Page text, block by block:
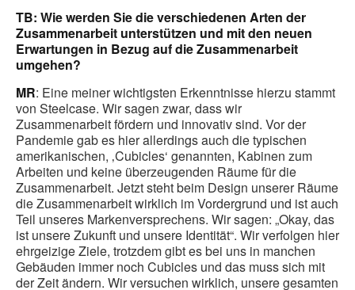
TB: Wie werden Sie die verschiedenen Arten der
Zusammenarbeit unterstützen und mit den neuen
Erwartungen in Bezug auf die Zusammenarbeit
umgehen?
MR: Eine meiner wichtigsten Erkenntnisse hierzu stammt
von Steelcase. Wir sagen zwar, dass wir
Zusammenarbeit fördern und innovativ sind. Vor der
Pandemie gab es hier allerdings auch die typischen
amerikanischen, ‚Cubicles‘ genannten, Kabinen zum
Arbeiten und keine überzeugenden Räume für die
Zusammenarbeit. Jetzt steht beim Design unserer Räume
die Zusammenarbeit wirklich im Vordergrund und ist auch
Teil unseres Markenversprechens. Wir sagen: „Okay, das
ist unsere Zukunft und unsere Identität“. Wir verfolgen hier
ehrgeizige Ziele, trotzdem gibt es bei uns in manchen
Gebäuden immer noch Cubicles und das muss sich mit
der Zeit ändern. Wir versuchen wirklich, unsere gesamten